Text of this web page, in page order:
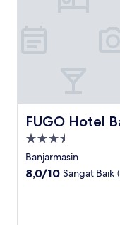
FUGO Hotel
FUGO Hotel
Properti
bintang
3.5
Banjarmasin
8.0
8,0/10 Sangat Baik